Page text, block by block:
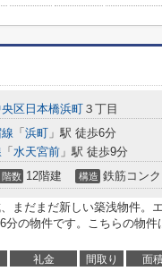
区 日本橋浜町 ３丁目
「 浜町 」駅 徒歩6分
「 水天宮前 」駅 徒歩9分
階数 12階建 構造 鉄筋コン
まだまだ新しい築浅物件。
分の物件です。こちらの物
礼金 間取り 面